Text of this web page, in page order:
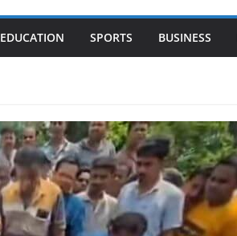
EDUCATION SPORTS BUSINESS